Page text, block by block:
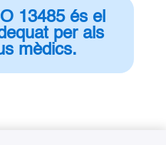
13485 és el
per als
mèdics.